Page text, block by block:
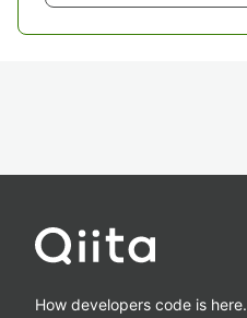
How developers code is here.